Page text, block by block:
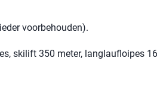
voorbehouden).
skilift 350 meter, langlaufloipes